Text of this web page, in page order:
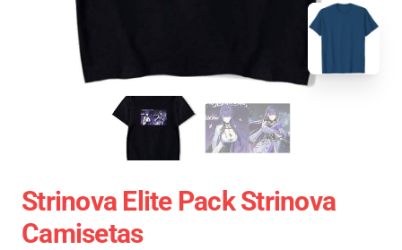
Strinova Elite Pack Strinova
Camisetas